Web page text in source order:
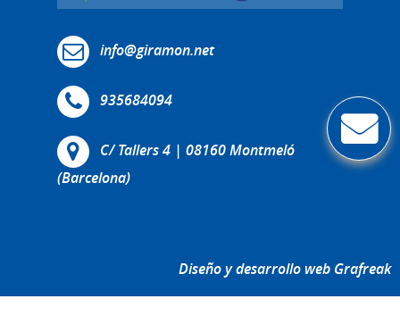
info@giramon.net
935684094
C/ Tallers 4 | 08160 Montmeló
(Barcelona)
Diseño y desarrollo web Grafreak